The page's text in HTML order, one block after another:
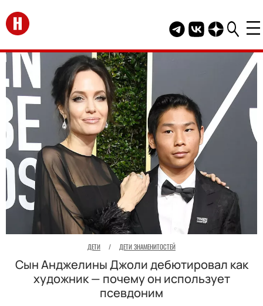
Перейти на главную
Telegram канал
Группа HELLO
Канал
ДЕТИ / ДЕТИ ЗНАМЕНИТОСТЕЙ
Сын Анджелины Джоли дебютировал как
художник — почему он использует
псевдоним